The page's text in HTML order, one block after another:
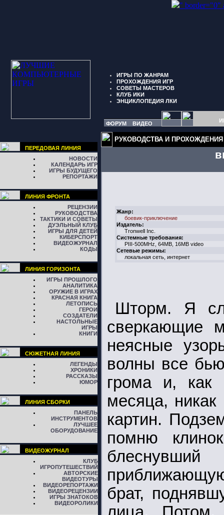
" border="0"
ИГРЫ ПО ЖАНРАМ
ПРОХОЖДЕНИЯ ИГР
СОВЕТЫ МАСТЕРОВ
КЛУБ ИКИ
ЭНЦИКЛОПЕДИЯ ЛКИ
ФОРУМ ВИДЕО
ПЕРЕДОВАЯ ЛИНИЯ
НОВОСТИ
КАЛЕНДАРЬ ИГР
ИГРЫ БУДУЩЕГО
РЕПОРТАЖИ
ЛИНИЯ ФРОНТА
РЕЦЕНЗИИ
РУКОВОДСТВА
ТАКТИКИ И СОВЕТЫ
ДУЭЛЬНЫЙ КЛУБ
ИГРЫ ДЛЯ ДЕТЕЙ
КИБЕРСПОРТ
ВИДЕОЖУРНАЛ
КОДЫ
ЛИНИЯ ГОРИЗОНТА
ИГРЫ ПРОШЛОГО
АНАЛИТИКА
ОРУЖИЕ В ИГРАХ
КРАСНАЯ КНИГА
ЛЕТОПИСЬ
ГЕРОИ
СОЗДАТЕЛИ
НАСТОЛЬНЫЕ
ИГРЫ
КНИГИ
СЮЖЕТНАЯ ЛИНИЯ
ЛЕГЕНДЫ
ХРОНИКИ
РАССКАЗЫ
ЮМОР
ЛИНИЯ СБОРКИ
ПАНЕЛЬ
ИНСТРУМЕНТОВ
ЛУЧШЕЕ
ОБОРУДОВАНИЕ
ВИДЕОЖУРНАЛ
КЛУБ
ИГРОПУТЕШЕСТВИЙ
АВТОРСКИЕ
ВИДЕОТУРЫ
ВИДЕОРЕПОРТАЖИ
ВИДЕОРЕЦЕНЗИИ
ИГРЫ ЗНАТОКОВ
ВИДЕОРОЛИКИ
РУКОВОДСТВА И ПРОХОЖДЕНИЯ
Жанр:
боевик-приключение
Издатель:
Tronwell Inc.
Системные требования:
PIII-500MHz, 64MB, 16МB video
Сетевые режимы:
локальная сеть, интернет
Шторм. Я
сверкающие
неясные
волны все
грома и, как
месяца, никак
картин.
помню
брат,